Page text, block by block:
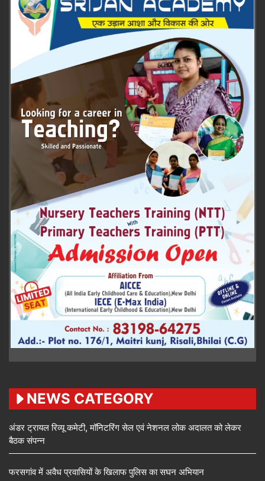
NEWS CATEGORY
अंडर ट्रायल रिव्यू कमेटी, मॉनिटरिंग सेल एवं नेशनल लोक अदालत को लेकर
बैठक संपन्न
फरसगांव में अवैध प्रवासियों के खिलाफ पुलिस का सघन अभियान